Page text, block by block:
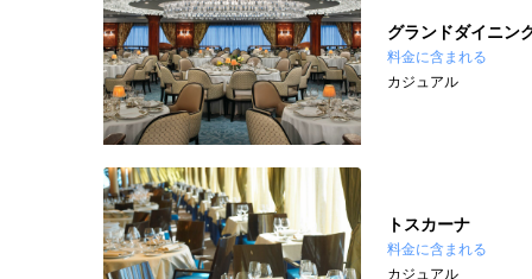
グランドダイニン
料金に含まれる
カジュアル
トスカーナ
料金に含まれる
カジュアル